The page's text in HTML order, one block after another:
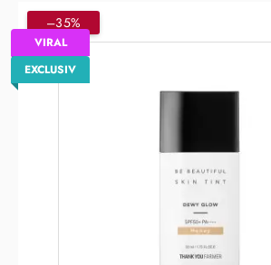
–35%
VIRAL
EXCLUSIV